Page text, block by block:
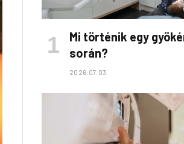
Mi történik egy
során?
2026.07.03.